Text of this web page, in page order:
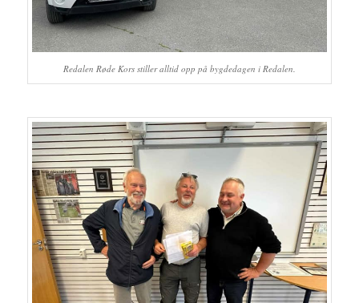
Redalen Røde Kors stiller alltid opp på bygdedagen i Redalen.